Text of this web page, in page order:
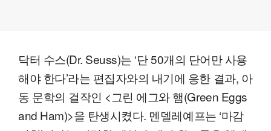
닥터 수스(Dr. Seuss)는 ‘단 50개의 단어만 사용
해야 한다’라는 편집자와의 내기에 응한 결과, 아
동 문학의 걸작인 <그린 에그와 햄(Green Eggs
and Ham)>을 탄생시켰다. 멘델레예프는 ‘마감